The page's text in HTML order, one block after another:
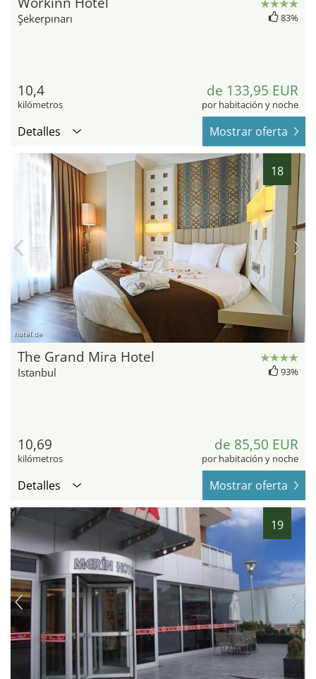
Şekerpınarı 83%
10,4
kilómetros
de 133,95 EUR
por habitación y noche
Detalles Mostrar oferta
18
hotel.de
The Grand Mira Hotel
Istanbul 93%
10,69
kilómetros
de 85,50 EUR
por habitación y noche
Detalles Mostrar oferta
19